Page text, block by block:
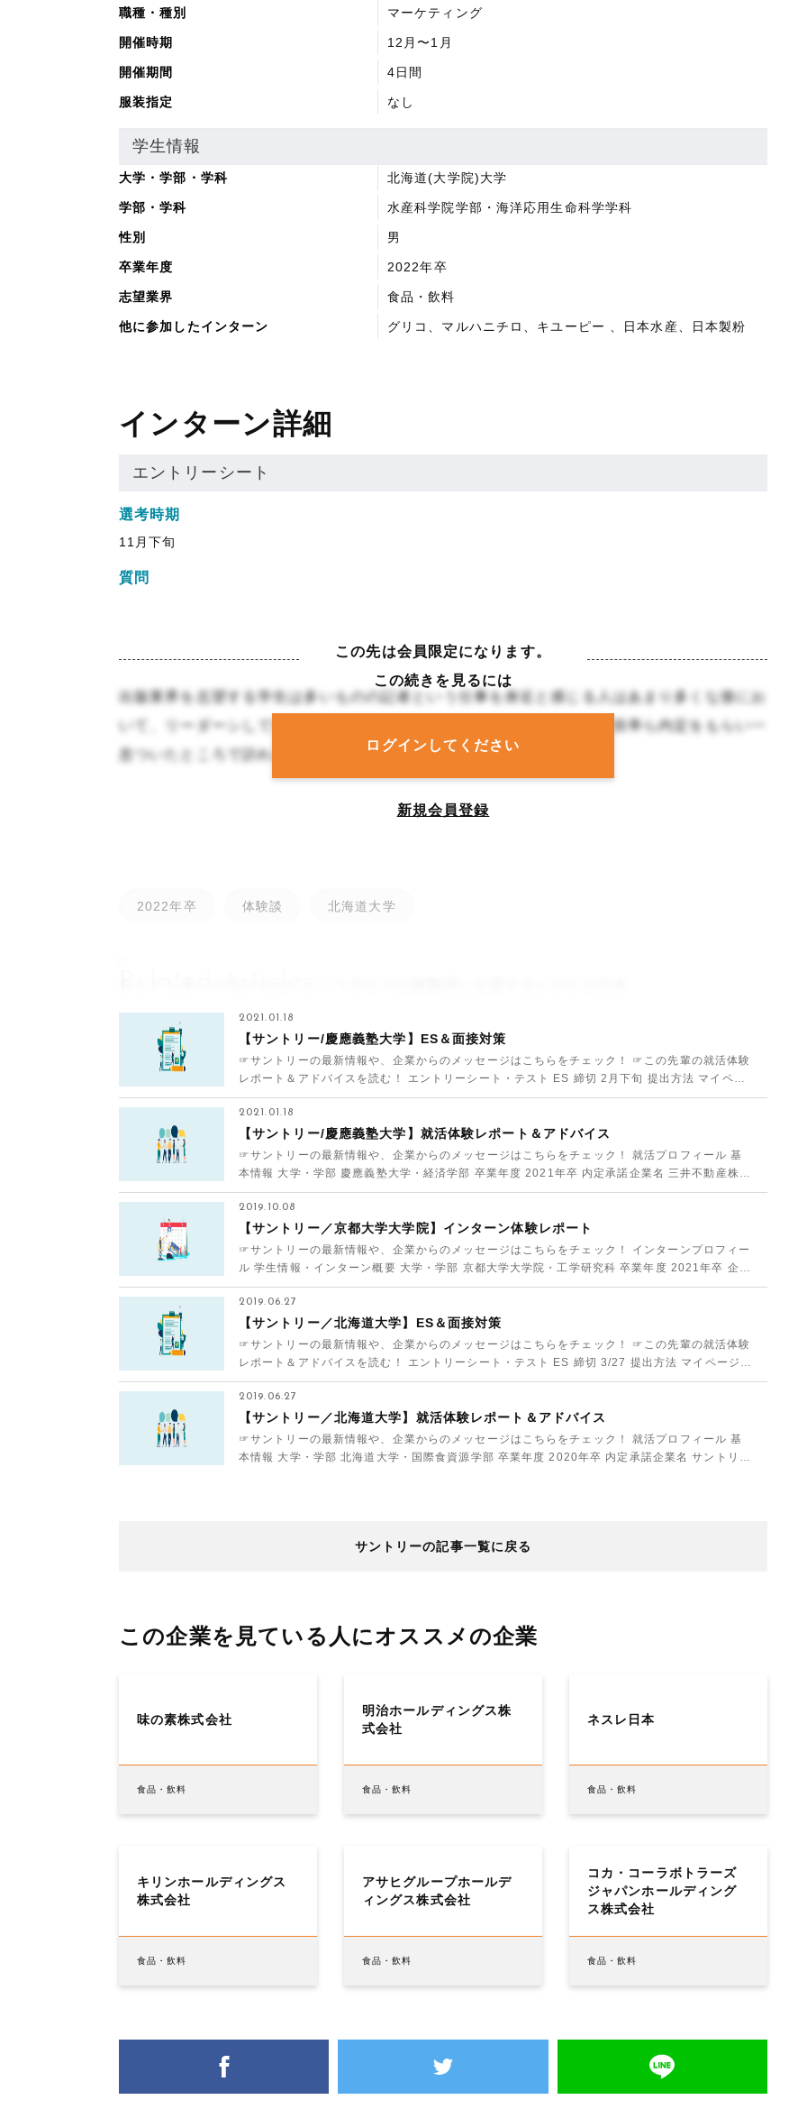
職種・種別 マーケティング
開催時期 12月〜1月
開催期間 4日間
服装指定 なし
学生情報
大学・学部・学科 北海道(大学院)大学
学部・学科 水産科学院学部・海洋応用生命科学学科
性別 男
卒業年度 2022年卒
志望業界 食品・飲料
他に参加したインターン グリコ、マルハニチロ、キユーピー 、日本水産、日本製粉
インターン詳細
エントリーシート
選考時期
11月下旬
質問
出版業界を志望する学生は多いものの記者という仕事を身近と感じる人はあまり多くな接にお
いて、リーダーシしていると、何かと周囲の動向は気になるものです。倍率ら内定をもらい一
息ついたところで訪れる「
この先は会員限定になります。
この続きを見るには
ログインしてください
新規会員登録
2022年卒 体験談 北海道大学
2021.01.18
【サントリー/慶應義塾大学】ES＆面接対策
☞サントリーの最新情報や、企業からのメッセージはこちらをチェック！ ☞この先輩の就活体験
レポート＆アドバイスを読む！ エントリーシート・テスト ES 締切 2月下旬 提出方法 マイペー
ジ上のフォームに...
2021.01.18
【サントリー/慶應義塾大学】就活体験レポート＆アドバイス
☞サントリーの最新情報や、企業からのメッセージはこちらをチェック！ 就活プロフィール 基
本情報 大学・学部 慶應義塾大学・経済学部 卒業年度 2021年卒 内定承諾企業名 三井不動産株式
会社 その他内...
2019.10.08
【サントリー／京都大学大学院】インターン体験レポート
☞サントリーの最新情報や、企業からのメッセージはこちらをチェック！ インターンプロフィー
ル 学生情報・インターン概要 大学・学部 京都大学大学院・工学研究科 卒業年度 2021年卒 企業
名 サントリー...
2019.06.27
【サントリー／北海道大学】ES＆面接対策
☞サントリーの最新情報や、企業からのメッセージはこちらをチェック！ ☞この先輩の就活体験
レポート＆アドバイスを読む！ エントリーシート・テスト ES 締切 3/27 提出方法 マイページ上
にアップロー...
2019.06.27
【サントリー／北海道大学】就活体験レポート＆アドバイス
☞サントリーの最新情報や、企業からのメッセージはこちらをチェック！ 就活プロフィール 基
本情報 大学・学部 北海道大学・国際食資源学部 卒業年度 2020年卒 内定承諾企業名 サントリー
サントリーの記事一覧に戻る
この企業を見ている人にオススメの企業
味の素株式会社
食品・飲料
明治ホールディングス株
式会社
食品・飲料
ネスレ日本
食品・飲料
キリンホールディングス
株式会社
食品・飲料
アサヒグループホールデ
ィングス株式会社
食品・飲料
コカ・コーラボトラーズ
ジャパンホールディング
ス株式会社
食品・飲料